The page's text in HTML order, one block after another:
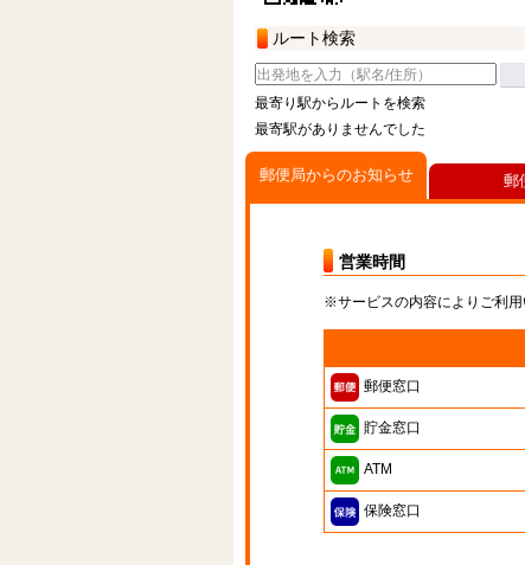
ルート検索
最寄り駅からルートを検索
最寄駅がありませんでした
郵便局からのお知らせ
営業時間
※サービスの内容によりご利用
郵便窓口
貯金窓口
ATM
保険窓口
郵